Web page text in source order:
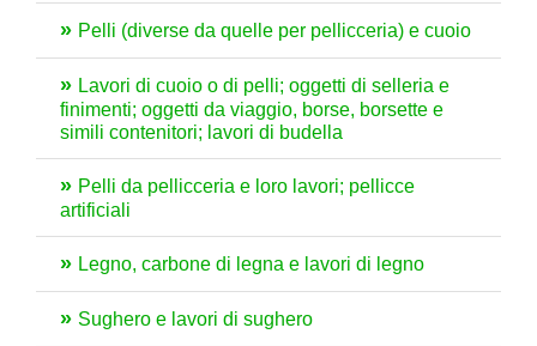
Pelli (diverse da quelle per pellicceria) e cuoio
Lavori di cuoio o di pelli; oggetti di selleria e
finimenti; oggetti da viaggio, borse, borsette e
simili contenitori; lavori di budella
Pelli da pellicceria e loro lavori; pellicce
artificiali
Legno, carbone di legna e lavori di legno
Sughero e lavori di sughero